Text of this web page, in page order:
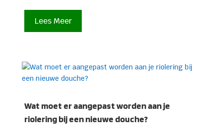
Lees Meer
Wat moet er aangepast worden aan je
riolering bij een nieuwe douche?